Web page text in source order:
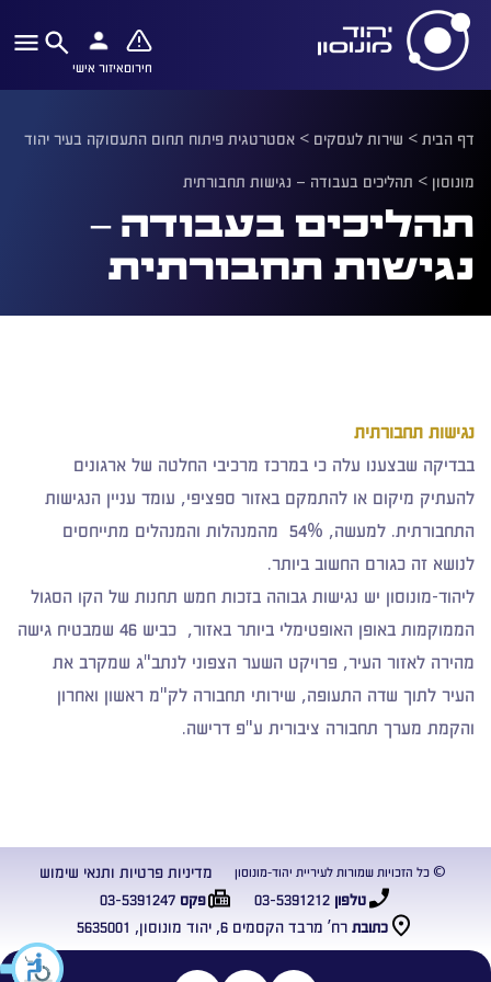
חירוםאיזור אישי
דף הבית> שירות לעסקים > אסטרטגית פיתוח תחום התעסוקה בעיר יהוד
מונוסון > תהליכים בעבודה – נגישות תחבורתית
תהליכים בעבודה –
נגישות תחבורתית
נגישות תחבורתית
בבדיקה שבצענו עלה כי במרכז מרכיבי החלטה של ארגונים
להעתיק מיקום או להתמקם באזור ספציפי, עומד עניין הנגישות
התחבורתית. למעשה, 54% מהמנהלות והמנהלים מתייחסים
לנושא זה כגורם החשוב ביותר.
ליהוד-מונוסון יש נגישות גבוהה בזכות חמש תחנות של הקו הסגול
הממוקמות באופן האופטימלי ביותר באזור, כביש 46 שמבטיח גישה
מהירה לאזור העיר, פרויקט השער הצפוני לנתב"ג שמקרב את
העיר לתוך שדה התעופה, שירותי תחבורה לק"מ ראשון ואחרון
והקמת מערך תחבורה ציבורית ע"פ דרישה.
כתובת רח’ מרבד הקסמים 6, יהוד מונוסון, 5635001
טלפון03-5391212 פקס03-5391247
© כל הזכויות שמורות לעיריית יהוד-מונוסון מדיניות פרטיות ותנאי שימוש